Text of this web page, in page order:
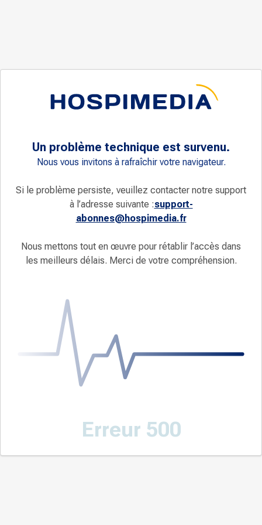
Un problème technique est survenu.
Nous vous invitons à rafraîchir votre navigateur.
Si le problème persiste, veuillez contacter notre support
à l’adresse suivante :support-
abonnes@hospimedia.fr
Nous mettons tout en œuvre pour rétablir l’accès dans
les meilleurs délais. Merci de votre compréhension.
Erreur 500